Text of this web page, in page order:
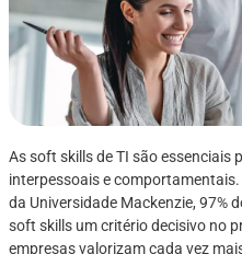
As soft skills de TI são essenciais
interpessoais e
da Universidade Mackenzie, 97%
soft skills um critério decisivo no
empresas valorizam cada vez